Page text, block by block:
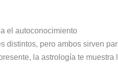
el autoconocimiento
distintos, pero ambos sirven
la astrología te muestra